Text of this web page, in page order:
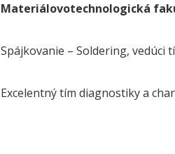
Materiálovotechnologická
Spájkovanie – Soldering, vedúci
Excelentný tím diagnostiky a